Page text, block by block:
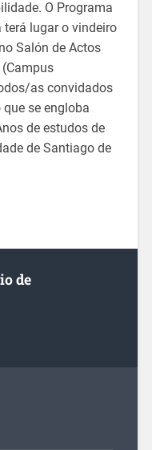
O Programa
terá lugar o vindeiro
Salón de Actos
as convidados
se engloba
de estudos de
de Santiago de
de